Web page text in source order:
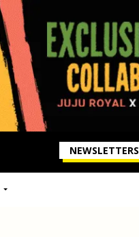
NEWSLETTERS